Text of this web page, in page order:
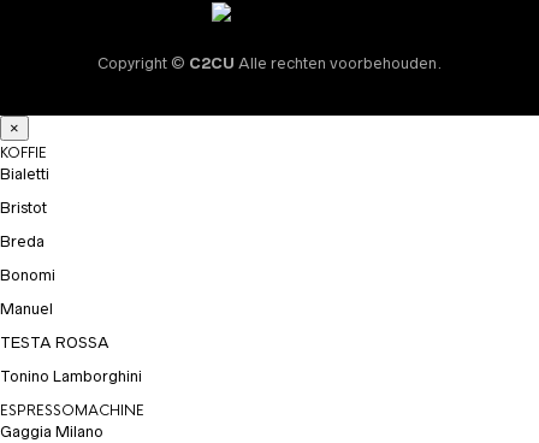
Copyright © C2CU Alle rechten voorbehouden.
×
KOFFIE
Bialetti
Bristot
Breda
Bonomi
Manuel
TESTA ROSSA
Tonino Lamborghini
ESPRESSOMACHINE
Gaggia Milano